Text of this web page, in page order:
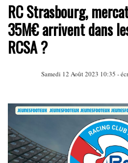
RC Strasbourg,
35M€ arrivent dans
RCSA ?
Samedi 12 Août 2023 10:35 -